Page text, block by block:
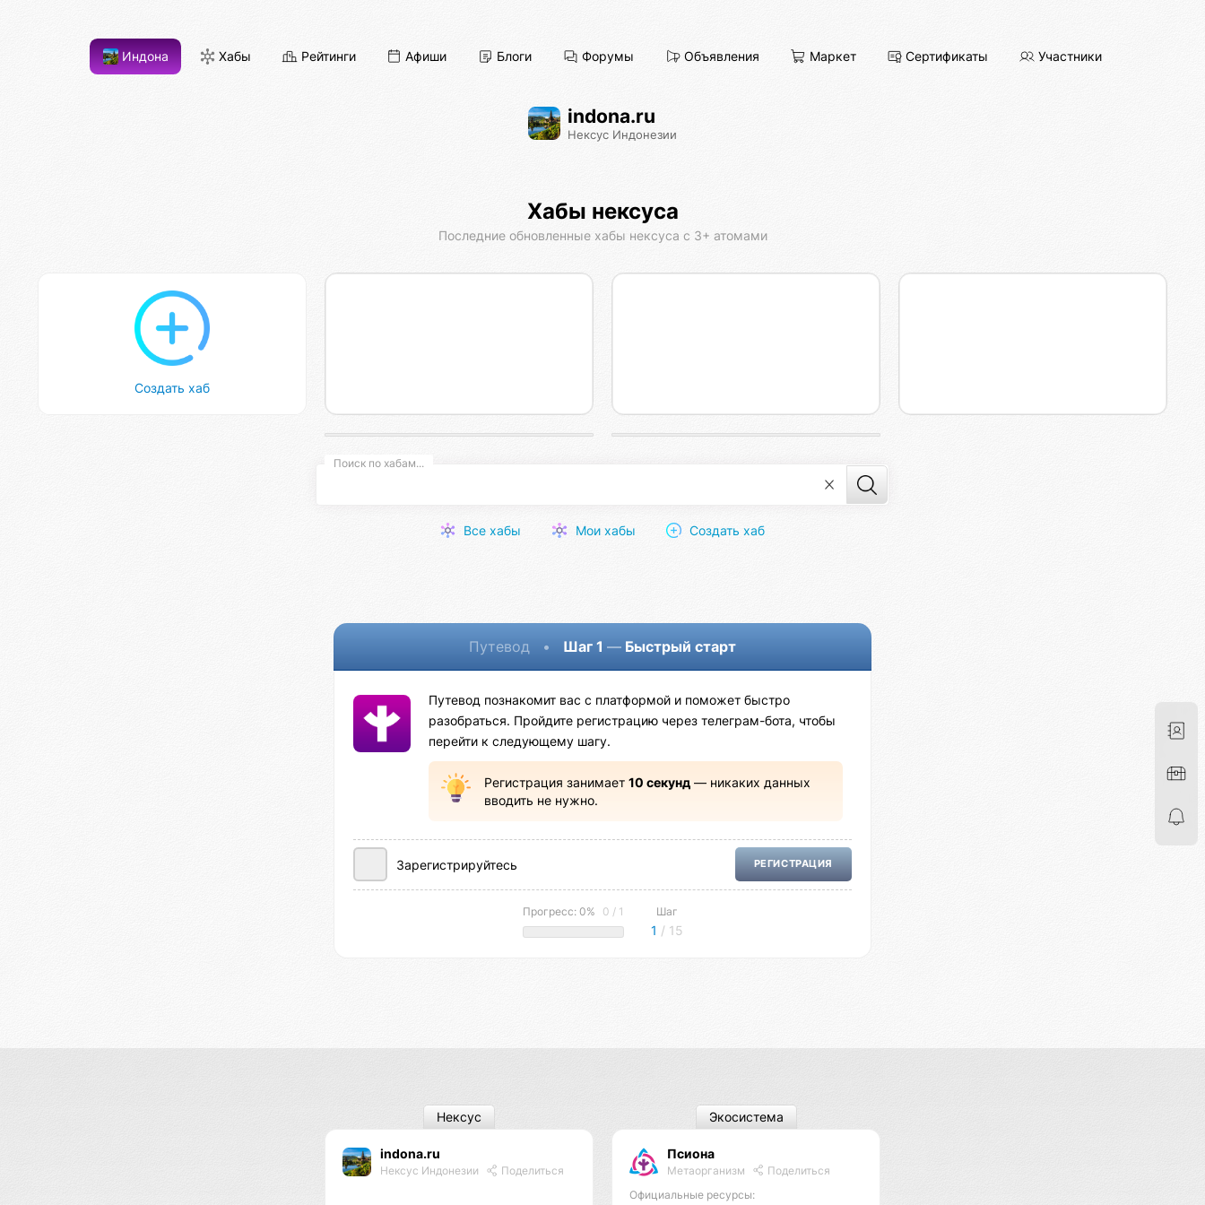
Индона Хабы Рейтинги Афиши Блоги Форумы Объявления Маркет Сертификаты Участники
indona.ru
Нексус Индонезии
Хабы нексуса
Последние обновленные хабы нексуса с 3+ атомами
Создать хаб
Псиона Расшифровка Акаши
Разработка цифровых продуктов Лаборатория мероприятий
Поиск по хабам...
Все хабы Мои хабы Создать хаб
Путевод • Шаг 1 — Быстрый старт
Путевод познакомит вас с платформой и поможет быстро
разобраться. Пройдите регистрацию через телеграм-бота, чтобы
перейти к следующему шагу.
Регистрация занимает 10 секунд— никаких данных
вводить не нужно.
Зарегистрируйтесь РЕГИСТРАЦИЯ
Прогресс: 0% 0 / 1 Шаг
1 / 15
indona.ru
Нексус Индонезии Поделиться
Нексус
Псиона
Метаорганизм
Поделиться
Официальные ресурсы:
Экосистема